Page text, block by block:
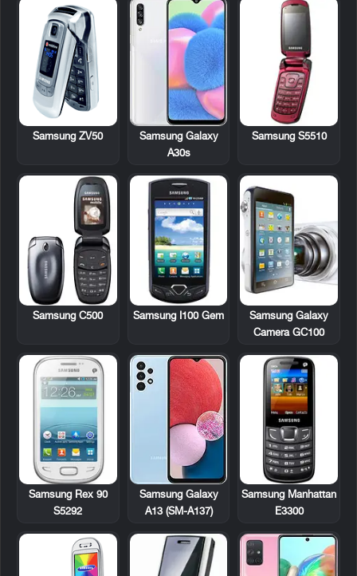
Samsung S5510
Samsung Galaxy
A30s
Samsung ZV50
Samsung Galaxy
Camera GC100
Samsung I100 Gem
Samsung C500
Samsung Manhattan
E3300
Samsung Galaxy
A13 (SM-A137)
Samsung Rex 90
S5292